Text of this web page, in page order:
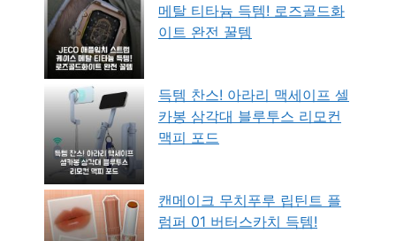
메탈 티타늄 득템! 로즈골드화
이트 완전 꿀템
득템 찬스! 아라리 맥세이프 셀
카봉 삼각대 블루투스 리모컨
맥피 포드
캔메이크 무치푸루 립틴트 플
럼퍼 01 버터스카치 득템!